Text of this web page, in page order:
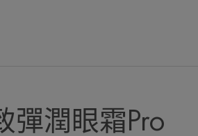
彈潤眼霜Pro